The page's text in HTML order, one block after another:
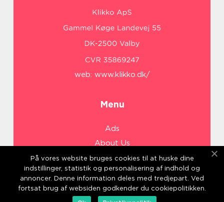
web: www.klikko.dk/
Menu
Ads
About Us
Cookies
Contact
Sitemap
På vores website bruges cookies til at huske dine
indstillinger, statistik og personalisering af indhold og
annoncer. Denne information deles med tredjepart. Ved
fortsat brug af websiden godkender du cookiepolitikken.